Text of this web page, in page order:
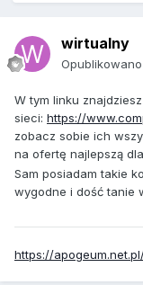
wirtualny
Opublikowano
W tym linku
sieci: https://
zobacz sobie ich
na ofertę najlepszą
Sam posiadam takie
wygodne i dość tanie
https://